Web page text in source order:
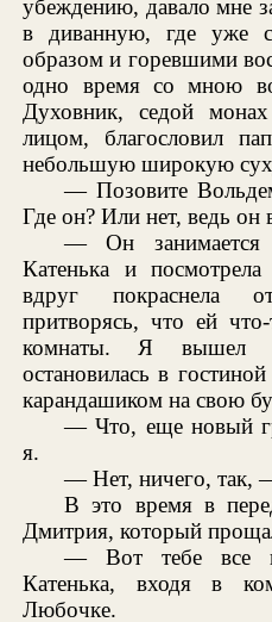
убеждению, давало мне
в диванную, где уже
образом и горевшими
одно время со мною
Духовник, седой
лицом, благословил
небольшую широкую
— Позовите
Где он? Или нет, ведь он
— Он занимается
Катенька и
вдруг покраснела
притворясь, что ей
комнаты. Я вышел
остановилась в
карандашиком на свою
— Что, еще новый
я.
— Нет, ничего, так,
В это время в
Дмитрия, который
— Вот тебе все
Катенька, входя в
Любочке.